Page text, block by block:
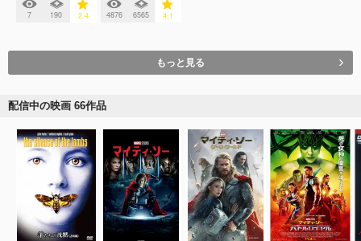
7 190 2.4 4876 6565 4.1
もっと見る
配信中の映画 66作品